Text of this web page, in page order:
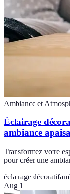
Ambiance et
Éclairage
ambiance
Transformez votre
pour créer une
éclairage décoratif
Aug 1